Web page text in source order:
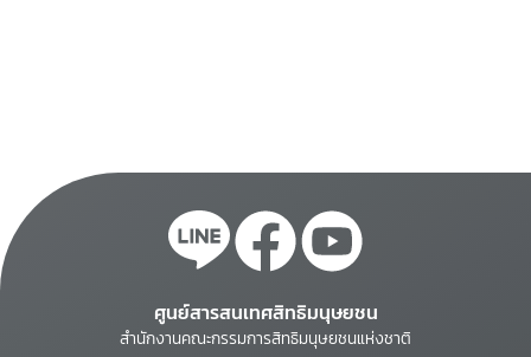
ศูนย์สารสนเทศสิทธิมนุษยชน
สำนักงานคณะกรรมการสิทธิมนุษยชนแห่งชาติ